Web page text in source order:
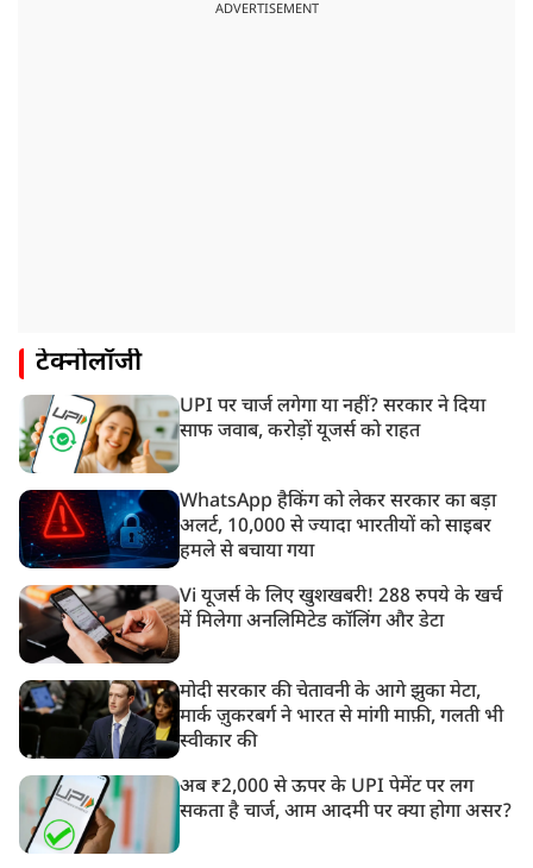
ADVERTISEMENT
टेक्नोलॉजी
UPI पर चार्ज लगेगा या नहीं? सरकार ने दिया
साफ जवाब, करोड़ों यूजर्स को राहत
WhatsApp हैकिंग को लेकर सरकार का बड़ा
अलर्ट, 10,000 से ज्यादा भारतीयों को साइबर
हमले से बचाया गया
Vi यूजर्स के लिए खुशखबरी! 288 रुपये के खर्च
में मिलेगा अनलिमिटेड कॉलिंग और डेटा
मोदी सरकार की चेतावनी के आगे झुका मेटा,
मार्क ज़ुकरबर्ग ने भारत से मांगी माफ़ी, गलती भी
स्वीकार की
अब ₹2,000 से ऊपर के UPI पेमेंट पर लग
सकता है चार्ज, आम आदमी पर क्या होगा असर?